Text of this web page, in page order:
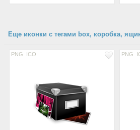
Еще иконки с тегами box, коробка,
PNG ICO PNG